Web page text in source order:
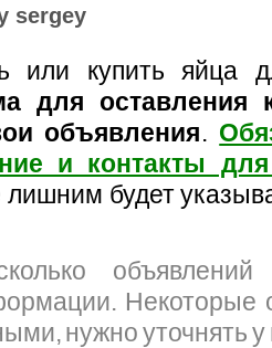
sergey
или купить яйца
для оставления
объявления.
и контакты
лишним будет
Некоторые
нужно уточнять